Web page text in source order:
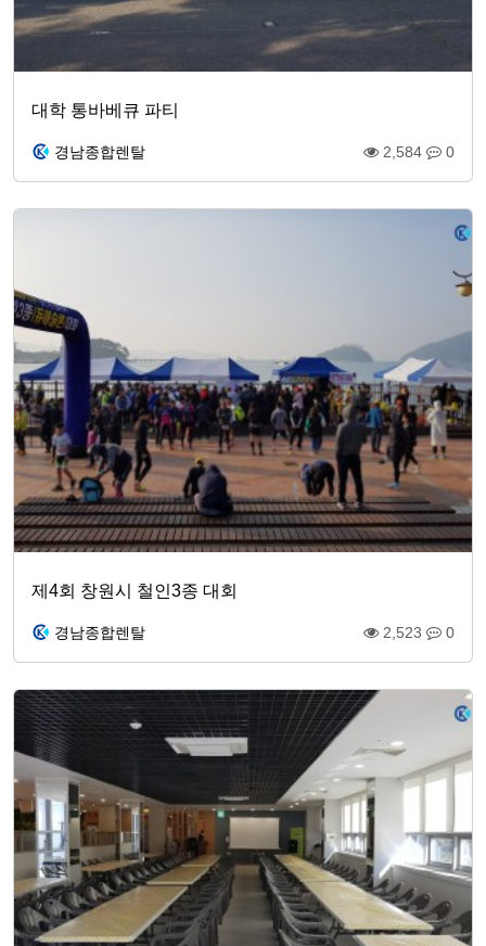
대학 통바베큐 파티
경남종합렌탈 2,584 0
제4회 창원시 철인3종 대회
경남종합렌탈 2,523 0